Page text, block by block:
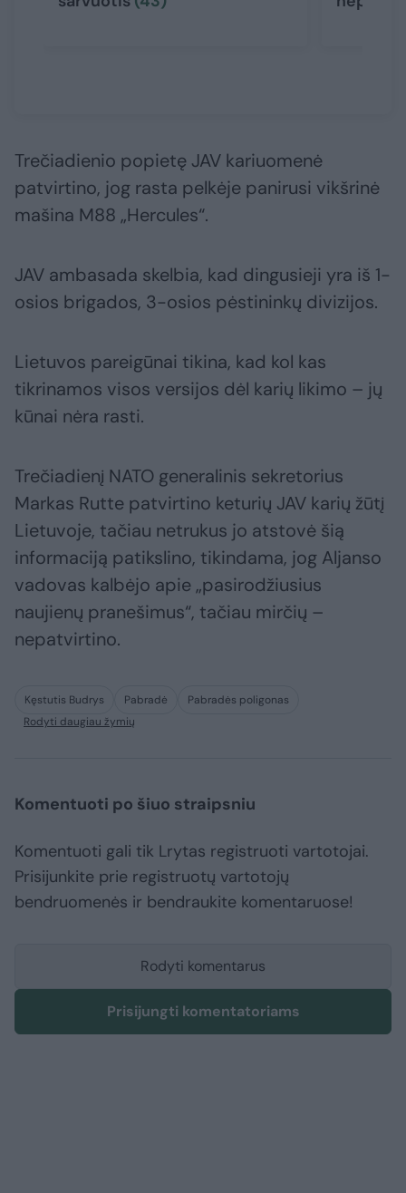
Trečiadienio popietę JAV kariuomenė
patvirtino, jog rasta pelkėje panirusi vikšrinė
mašina M88 „Hercules“.
JAV ambasada skelbia, kad dingusieji yra iš 1-
osios brigados, 3-osios pėstininkų divizijos.
Lietuvos pareigūnai tikina, kad kol kas
tikrinamos visos versijos dėl karių likimo – jų
kūnai nėra rasti.
Trečiadienį NATO generalinis sekretorius
Markas Rutte patvirtino keturių JAV karių žūtį
Lietuvoje, tačiau netrukus jo atstovė šią
informaciją patikslino, tikindama, jog Aljanso
vadovas kalbėjo apie „pasirodžiusius
naujienų pranešimus“, tačiau mirčių –
nepatvirtino.
Kęstutis Budrys Pabradė
Pabradės poligonas
Rodyti daugiau žymių
Komentuoti po šiuo straipsniu
Komentuoti gali tik Lrytas registruoti vartotojai.
Prisijunkite prie registruotų vartotojų
bendruomenės ir bendraukite komentaruose!
Rodyti komentarus
Prisijungti komentatoriams